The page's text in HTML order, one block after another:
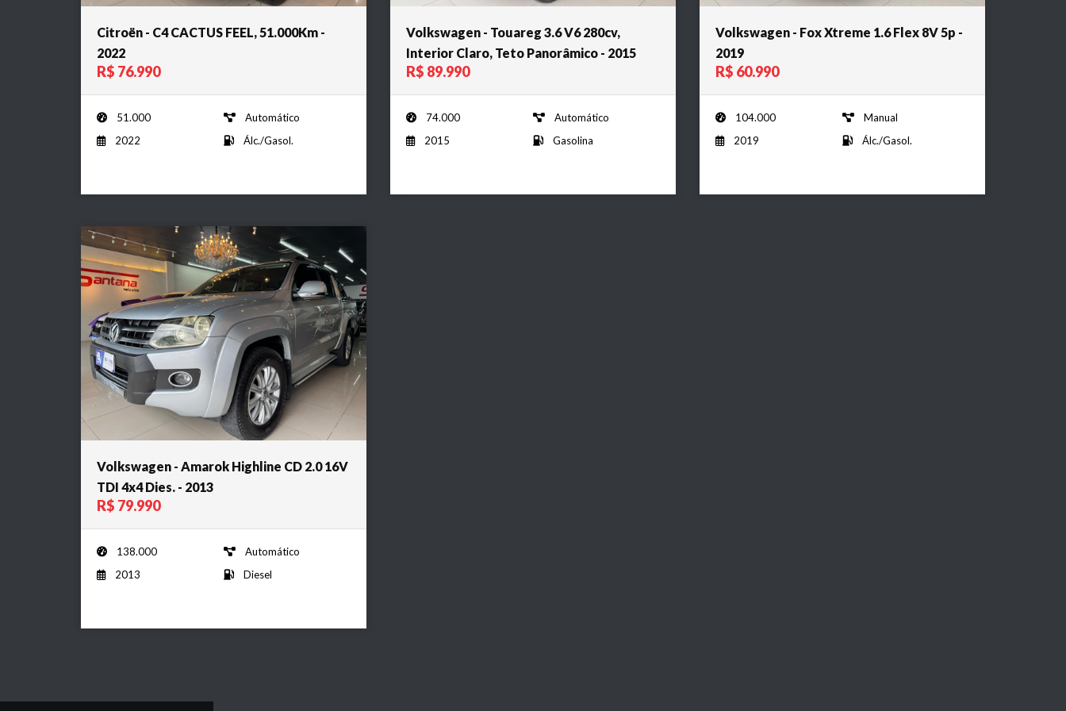
Citroën - C4 CACTUS FEEL, 51.000Km -
2022
R$ 76.990
51.000
Automático
2022
Álc./Gasol.
Volkswagen - Touareg 3.6 V6 280cv,
Interior Claro, Teto Panorâmico - 2015
R$ 89.990
74.000
Automático
2015
Gasolina
Volkswagen - Fox Xtreme 1.6 Flex 8V 5p -
2019
R$ 60.990
104.000
Manual
2019
Álc./Gasol.
Volkswagen - Amarok Highline CD 2.0 16V
TDI 4x4 Dies. - 2013
R$ 79.990
138.000
Automático
2013
Diesel